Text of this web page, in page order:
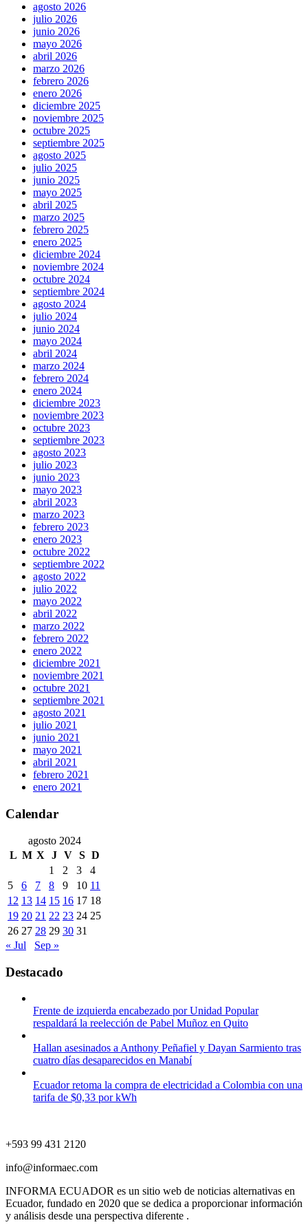
agosto 2026
julio 2026
junio 2026
mayo 2026
abril 2026
marzo 2026
febrero 2026
enero 2026
diciembre 2025
noviembre 2025
octubre 2025
septiembre 2025
agosto 2025
julio 2025
junio 2025
mayo 2025
abril 2025
marzo 2025
febrero 2025
enero 2025
diciembre 2024
noviembre 2024
octubre 2024
septiembre 2024
agosto 2024
julio 2024
junio 2024
mayo 2024
abril 2024
marzo 2024
febrero 2024
enero 2024
diciembre 2023
noviembre 2023
octubre 2023
septiembre 2023
agosto 2023
julio 2023
junio 2023
mayo 2023
abril 2023
marzo 2023
febrero 2023
enero 2023
octubre 2022
septiembre 2022
agosto 2022
julio 2022
mayo 2022
abril 2022
marzo 2022
febrero 2022
enero 2022
diciembre 2021
noviembre 2021
octubre 2021
septiembre 2021
agosto 2021
julio 2021
junio 2021
mayo 2021
abril 2021
febrero 2021
enero 2021
Calendar
agosto 2024
L M X J V S D
1
2 3
4
5
6 7 8 9 10 11
12 13 14 15 16 17 18
19 20 21 22 23 24 25
26 27 28 29 30 31
« Jul
Sep »
Destacado
Frente de izquierda encabezado por Unidad Popular
respaldará la reelección de Pabel Muñoz en Quito
Hallan asesinados a Anthony Peñafiel y Dayan Sarmiento tras
cuatro días desaparecidos en Manabí
Ecuador retoma la compra de electricidad a Colombia con una
tarifa de $0,33 por kWh
+593 99 431 2120
info@informaec.com
INFORMA ECUADOR es un sitio web de noticias alternativas en
Ecuador, fundado en 2020 que se dedica a proporcionar información
y análisis desde una perspectiva diferente .